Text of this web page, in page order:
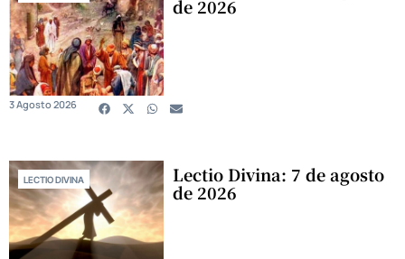
de 2026
3 Agosto 2026
LECTIO DIVINA Lectio Divina: 7 de agosto
de 2026